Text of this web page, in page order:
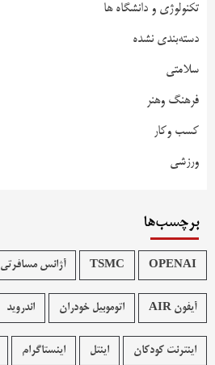
تکنولوژی و دانشگاه ها
دسته‌بندی نشده
سلامتی
فرهنگ وهنر
کسب وکار
ورزشی
برچسب‌ها
OPENAI
TSMC آژانس مسافرتی
آیفون AIR اتوموبیل خودران اندروید
اینترنت کودکان اینتل اینستاگرام